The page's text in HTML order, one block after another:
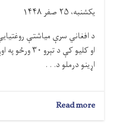
یکشنبه، ۲۵ صفر ۱۴۴۸
د افغاني سرې میاشتې
اړینو درملو د. . .
Read more
سرپل